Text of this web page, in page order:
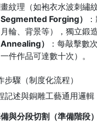
紋理（如袍衣水波刺繡
Forging）
輪、背景等），獨立鍛
）
：每敲擊數
件作品可達數十次）。
驟（制度化流程）
記述與銅雕工藝通用邏
與分段切割（準備階段）